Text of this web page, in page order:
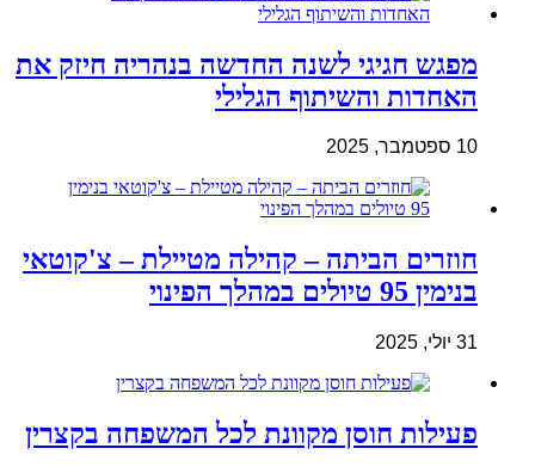
מפגש חגיגי לשנה החדשה בנהריה חיזק את
האחדות והשיתוף הגלילי
10 ספטמבר, 2025
חוזרים הביתה – קהילה מטיילת – צ'קוטאי
בנימין 95 טיולים במהלך הפינוי
31 יולי, 2025
פעילות חוסן מקוונת לכל המשפחה בקצרין